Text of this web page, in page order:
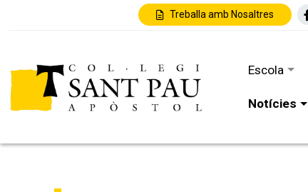
Treballa amb Nosaltres
Escola
Notícies